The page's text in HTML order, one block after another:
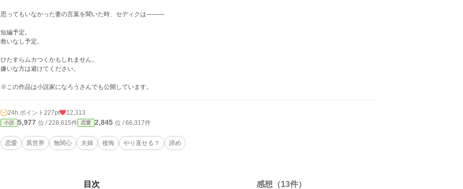
思ってもいなかった妻の言葉を聞いた時、セディクは―――
短編予定。
救いなし予定。
ひたすらムカつくかもしれません。
嫌いな方は避けてください。
※この作品は小説家になろうさんでも公開しています。
24h.ポイント 227pt 12,313
小説 5,977 位 / 228,615件 恋愛 2,845 位 / 66,317件
恋愛 異世界 無関心 夫婦 後悔 やり直せる？ 諦め
目次 感想（13件）